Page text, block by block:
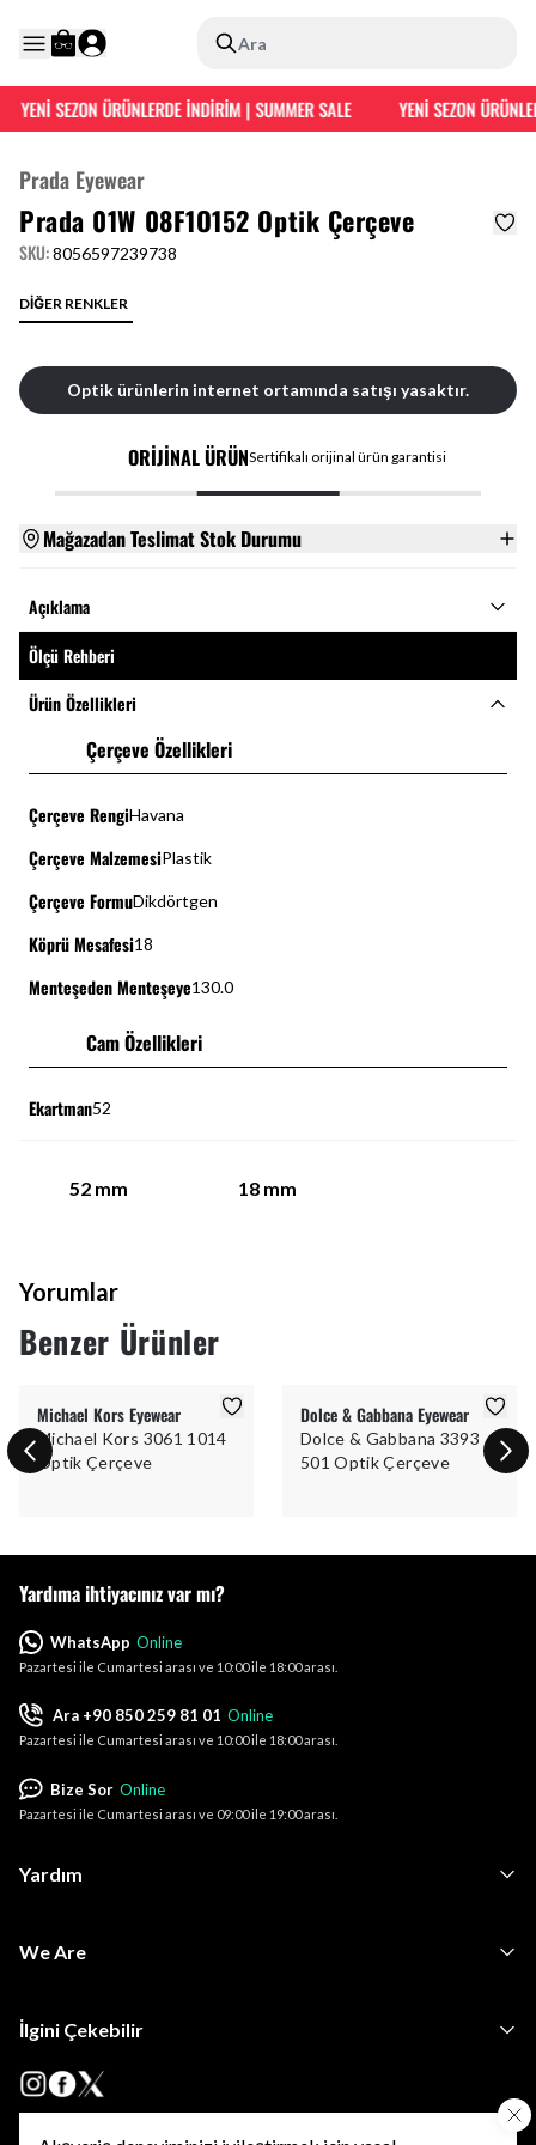
Ara
YENİ SEZON ÜRÜNLERDE İNDİRİM | SUMMER SALE YENİ SEZON
Prada Eyewear
Prada 01W 08F1O152 Optik Çerçeve
SKU:8056597239738
DİĞER RENKLER
Optik ürünlerin internet ortamında satışı yasaktır.
ORİJİNAL ÜRÜNSertifikalı orijinal ürün garantisi
Mağazadan Teslimat Stok Durumu
Açıklama
Ölçü Rehberi
Ürün Özellikleri
Çerçeve Özellikleri
Çerçeve RengiHavana
Çerçeve MalzemesiPlastik
Çerçeve FormuDikdörtgen
Köprü Mesafesi18
Menteşeden Menteşeye130.0
Cam Özellikleri
Ekartman52
52 mm 18 mm
Yorumlar
Benzer Ürünler
Michael Kors Eyewear
Michael Kors 3061 1014
Optik Çerçeve
Dolce & Gabbana Eyewear
Dolce & Gabbana 3393
501 Optik Çerçeve
Yardım
We Are
İlgini Çekebilir
Yardıma ihtiyacınız var mı?
WhatsApp Online
Pazartesi ile Cumartesi arası ve 10:00 ile 18:00 arası.
Ara +90 850 259 81 01 Online
Pazartesi ile Cumartesi arası ve 10:00 ile 18:00 arası.
Bize Sor Online
Pazartesi ile Cumartesi arası ve 09:00 ile 19:00 arası.